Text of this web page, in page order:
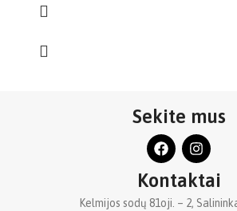
Sekite mus
Kontaktai
Kelmijos sodų 81oji. – 2,